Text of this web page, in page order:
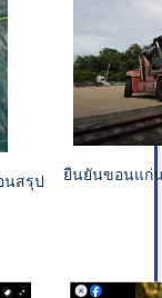
นสรุป
ยืนยันขอนแก่